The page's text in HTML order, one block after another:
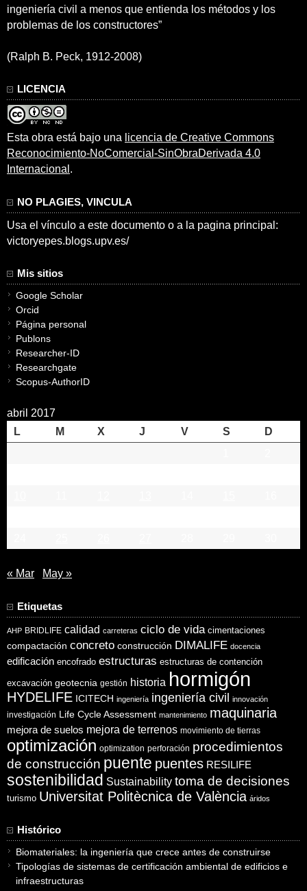
ingeniería civil a menos que entienda los métodos y los
problemas de los constructores”
(Ralph B. Peck, 1912-2008)
LICENCIA
Esta obra está bajo una licencia de Creative Commons
Reconocimiento-NoComercial-SinObraDerivada 4.0
Internacional .
NO PLAGIES, VINCULA
Usa el vínculo a este documento o a la pagina principal:
victoryepes.blogs.upv.es/
Mis sitios
Google Scholar
Orcid
Página personal
Publons
Researcher-ID
Researchgate
Scopus-AuthorID
abril 2017
L
M X J V S
D
« Mar May »
Etiquetas
AHP BRIDLIFE calidad carreteras ciclo de vida cimentaciones
compactación concreto construcción DIMALIFE docencia
edificación encofrado estructuras estructuras de contención
excavación geotecnia gestión historia hormigón
HYDELIFE ICITECH ingeniería ingeniería civil innovación
investigación Life Cycle Assessment mantenimiento maquinaria
mejora de suelos mejora de terrenos movimiento de tierras
optimización optimization perforación procedimientos
de construcción puente puentes RESILIFE
sostenibilidad Sustainability toma de decisiones
turismo Universitat Politècnica de València áridos
Histórico
Biomateriales: la ingeniería que crece antes de construirse
Tipologías de sistemas de certificación ambiental de edificios e
infraestructuras